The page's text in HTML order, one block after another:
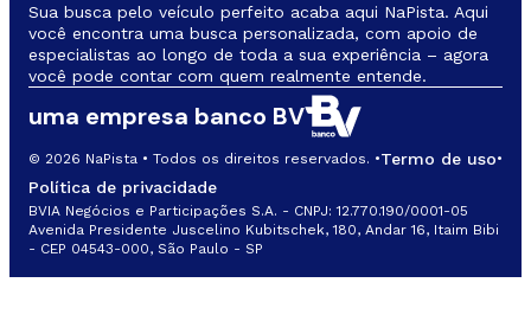
Sua busca pelo veículo perfeito acaba aqui NaPista. Aqui
você encontra uma busca personalizada, com apoio de
especialistas ao longo de toda a sua experiência – agora
você pode contar com quem realmente entende.
© 2026 NaPista • Todos os direitos reservados. •Termo de uso•
Política de privacidade
BVIA Negócios e Participações S.A. - CNPJ: 12.770.190/0001-05
Avenida Presidente Juscelino Kubitschek, 180, Andar 16, Itaim Bibi
- CEP 04543-000, São Paulo - SP
uma empresa banco BV